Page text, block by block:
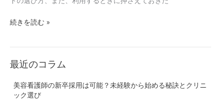
に
を
け
る
続きを読む »
最近のコラム
美容看護師の新卒採用は可能？未経験から始める秘訣とクリニ
ック選び